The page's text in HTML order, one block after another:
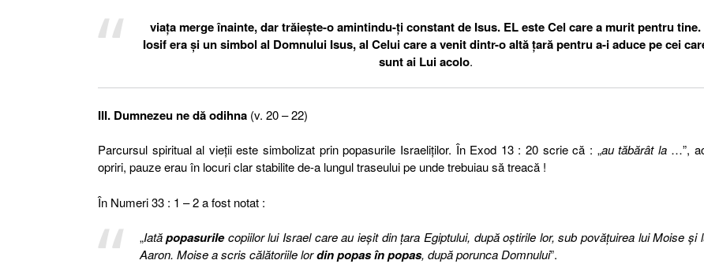
viaţa merge înainte, dar trăieşte-o amintindu-ţi constant de Isus. EL este Cel care a murit pentru tine.
Iosif era şi un simbol al Domnului Isus, al Celui care a venit dintr-o altă ţară pentru a-i aduce pe cei
sunt ai Lui acolo.
III. Dumnezeu ne dă odihna (v. 20 – 22)
Parcursul spiritual al vieţii este simbolizat prin popasurile Israeliţilor. În Exod 13 : 20 scrie că : „au tăbărât la…”,
opriri, pauze erau în locuri clar stabilite de-a lungul traseului pe unde trebuiau să treacă !
În Numeri 33 : 1 – 2 a fost notat :
„Iatăpopasurilecopiilor lui Israel care au ieşit din ţara Egiptului, după oştirile lor, sub povăţuirea lui Moise şi
Aaron. Moise a scris călătoriile lordin popas în popas, după porunca Domnului”.